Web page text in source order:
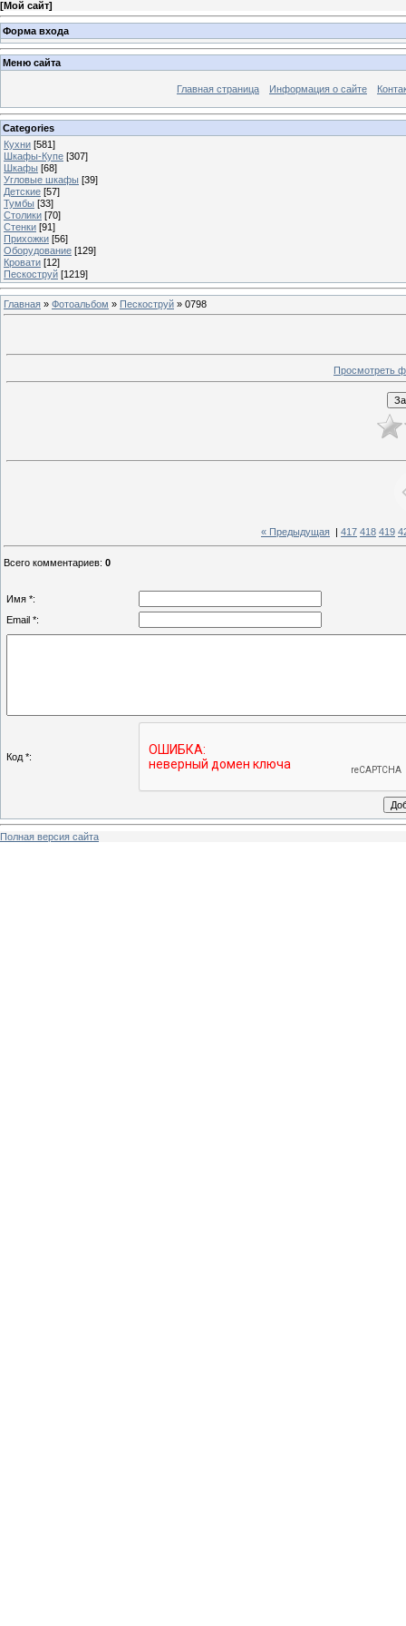
[Мой сайт]
Форма входа
Меню сайта
Главная страница Информация о сайте
Categories
Кухни [581]
Шкафы-Купе [307]
Шкафы [68]
Угловые шкафы [39]
Детские [57]
Тумбы [33]
Столики [70]
Стенки [91]
Прихожки [56]
Оборудование [129]
Кровати [12]
Пескоструй [1219]
Главная » Фотоальбом » Пескоструй » 0798
Просмотреть
« Предыдущая 417 418 419
Всего комментариев: 0
Имя *:
Email *:
Код *:
Полная версия сайта